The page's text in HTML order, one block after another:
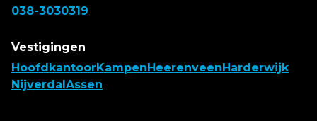
038-3030319
Vestigingen
HoofdkantoorKampen Heerenveen Harderwijk
Nijverdal Assen